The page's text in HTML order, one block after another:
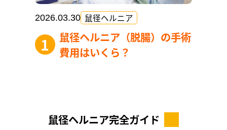
2026.03.30 鼠径ヘルニア
鼠径ヘルニア（脱腸）の手術
費用はいくら？
鼠径ヘルニア完全ガイド